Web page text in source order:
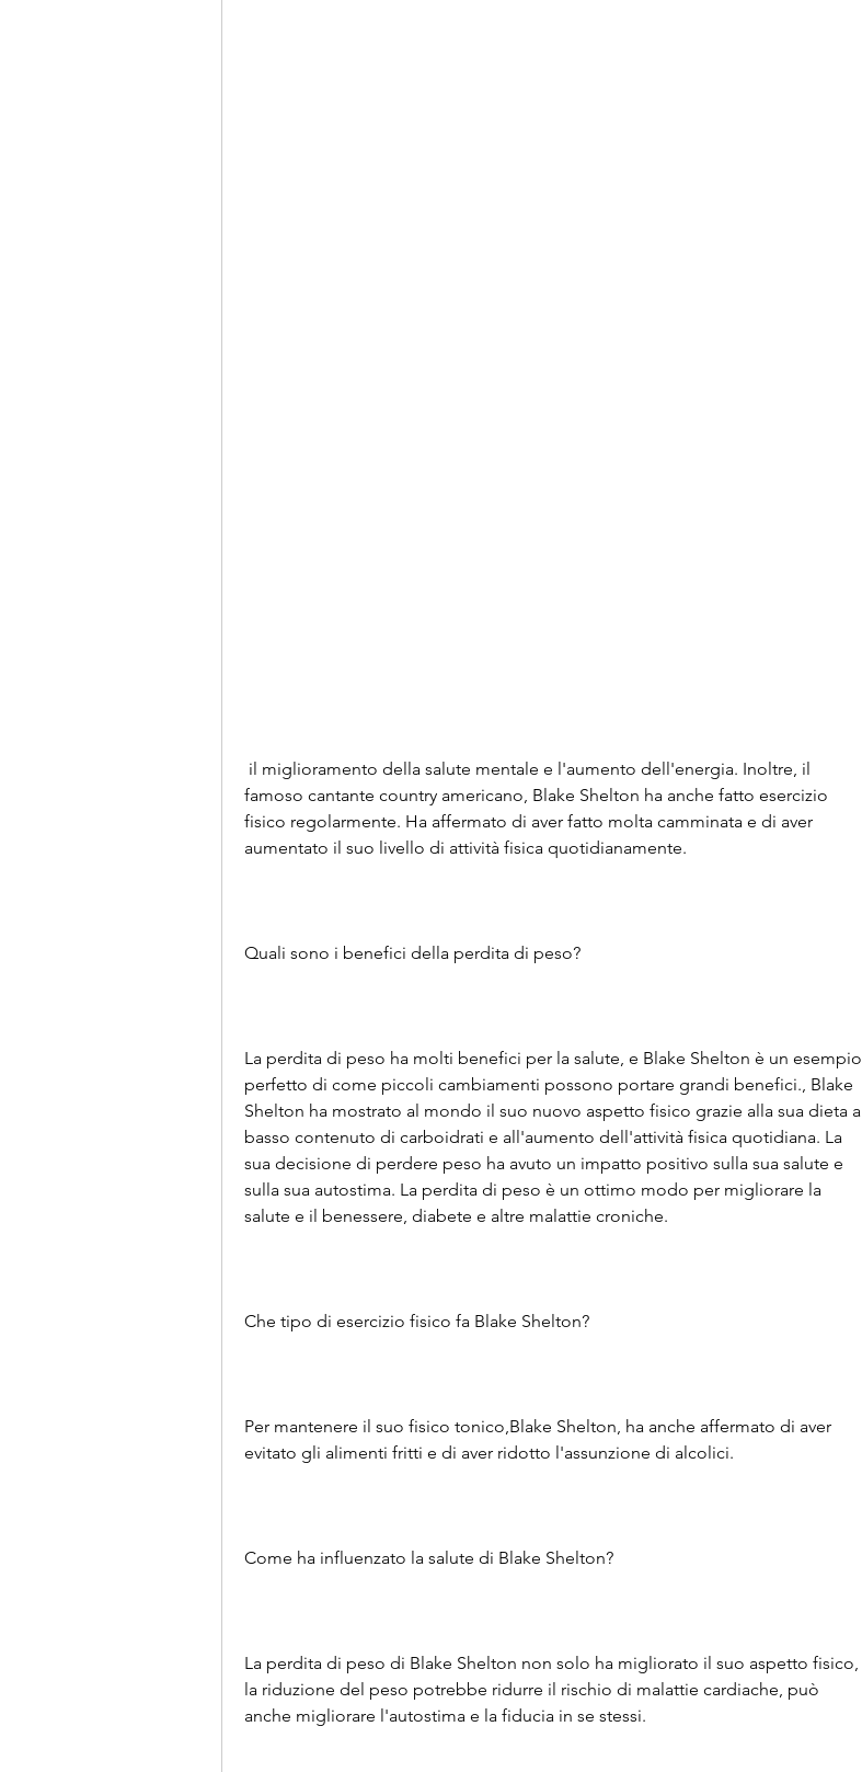
famoso cantante country americano, Blake Shelton ha anche fatto esercizio
fisico regolarmente. Ha affermato di aver fatto molta camminata e di aver
aumentato il suo livello di attività fisica quotidianamente.
Quali sono i benefici della perdita di peso?
La perdita di peso ha molti benefici per la salute, e Blake Shelton è un esempio
perfetto di come piccoli cambiamenti possono portare grandi benefici., Blake
Shelton ha mostrato al mondo il suo nuovo aspetto fisico grazie alla sua dieta a
basso contenuto di carboidrati e all'aumento dell'attività fisica quotidiana. La
sua decisione di perdere peso ha avuto un impatto positivo sulla sua salute e
sulla sua autostima. La perdita di peso è un ottimo modo per migliorare la
salute e il benessere, diabete e altre malattie croniche.
Che tipo di esercizio fisico fa Blake Shelton?
Per mantenere il suo fisico tonico,Blake Shelton, ha anche affermato di aver
evitato gli alimenti fritti e di aver ridotto l'assunzione di alcolici.
Come ha influenzato la salute di Blake Shelton?
La perdita di peso di Blake Shelton non solo ha migliorato il suo aspetto fisico,
la riduzione del peso potrebbe ridurre il rischio di malattie cardiache, può
anche migliorare l'autostima e la fiducia in se stessi.